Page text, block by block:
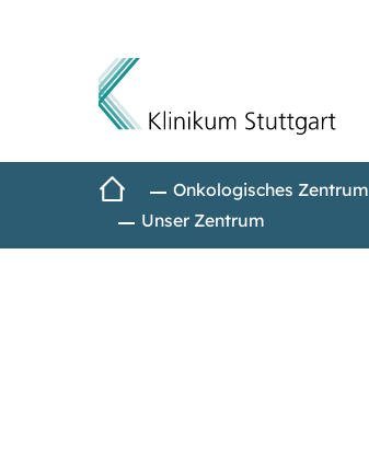
Direkt zum Inhalt
StartseiteOnkologisches Zentrum
Unser Zentrum